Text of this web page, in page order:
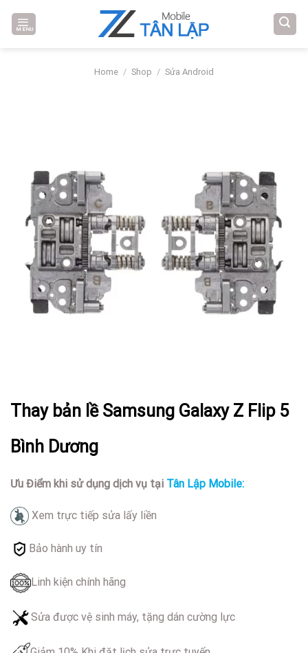
MENU
Home / Shop / Sửa Android
Thay bản lề Samsung Galaxy Z Flip 5
Bình Dương
Ưu Điểm khi sử dụng dịch vụ tại Tân Lập Mobile:
Xem trực tiếp sửa lấy liền
Bảo hành uy tín
Linh kiện chính hãng
Sửa được vệ sinh máy, tặng dán cường lực